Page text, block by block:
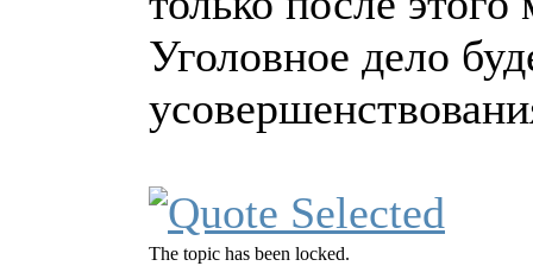
Уголовное дело
The topic has been locked.